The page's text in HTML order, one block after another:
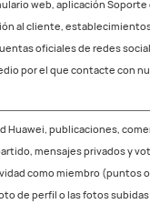
web, aplicación Soporte
al cliente,
oficiales de redes
por el que contacte con
Huawei, publicaciones,
mensajes privados y
como miembro (puntos
de perfil o las fotos